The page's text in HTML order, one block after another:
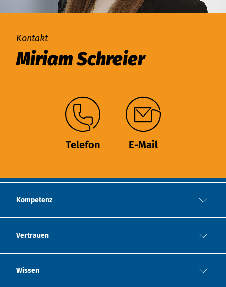
Kontakt
Miriam Schreier
Telefon E-Mail
Kompetenz
Vertrauen
Wissen